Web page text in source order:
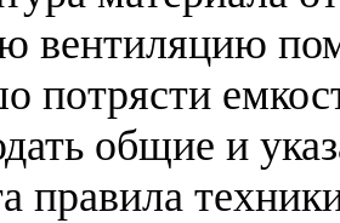
вентиляцию
потрясти
общие и
правила